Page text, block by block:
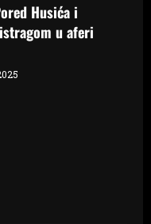
Husića i
u aferi